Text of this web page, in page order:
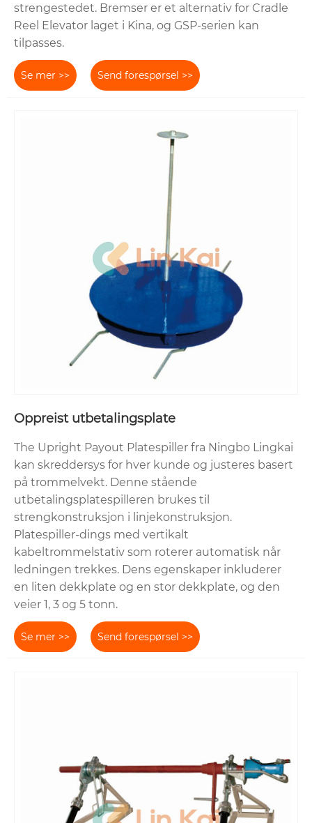
strengestedet. Bremser er et alternativ for Cradle
Reel Elevator laget i Kina, og GSP-serien kan
tilpasses.
Se mer >> Send forespørsel >>
Oppreist utbetalingsplate
The Upright Payout Platespiller fra Ningbo Lingkai
kan skreddersys for hver kunde og justeres basert
på trommelvekt. Denne stående
utbetalingsplatespilleren brukes til
strengkonstruksjon i linjekonstruksjon.
Platespiller-dings med vertikalt
kabeltrommelstativ som roterer automatisk når
ledningen trekkes. Dens egenskaper inkluderer
en liten dekkplate og en stor dekkplate, og den
veier 1, 3 og 5 tonn.
Se mer >> Send forespørsel >>